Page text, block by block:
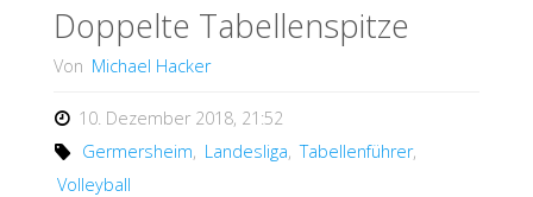
Doppelte Tabellenspitze
Von Michael Hacker
10. Dezember 2018, 21:52
Germersheim, Landesliga, Tabellenführer,
Volleyball